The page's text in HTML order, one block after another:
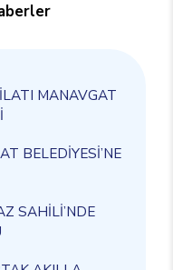
MANAVGAT
BELEDİYESİ’NE
SAHİLİ’NDE